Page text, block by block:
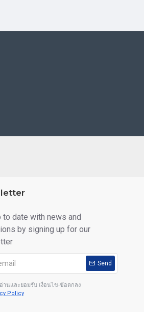
to date with news and
by signing up for our
Send
านและยอมรับ เงื่อนไข-ข้อตกลง
Policy